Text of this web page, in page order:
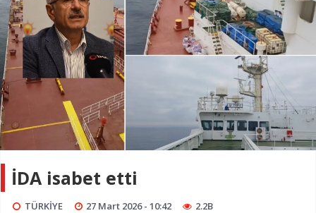
İDA isabet etti
TÜRKİYE 27 Mart 2026 - 10:42 2.2B